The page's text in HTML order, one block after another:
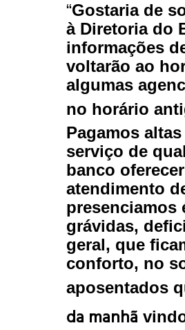
“Gostaria de
à Diretoria do
informações
voltarão ao
algumas
no horário
Pagamos
serviço de
banco
atendimento
presenciamos
grávidas,
geral, que
conforto, no
aposentados
da manhã